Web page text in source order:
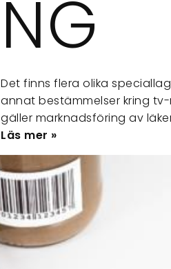
NG
Det finns flera olika
annat bestämmelser kring
gäller marknadsföring av
Läs mer »